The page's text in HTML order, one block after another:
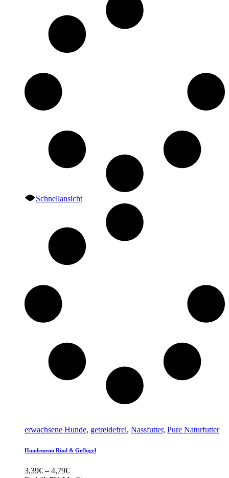
Schnellansicht
erwachsene Hunde, getreidefrei, Nassfutter, Pure Naturfutter
Hundemenü Rind & Geflügel
3,39€ – 4,79€Preisspanne: